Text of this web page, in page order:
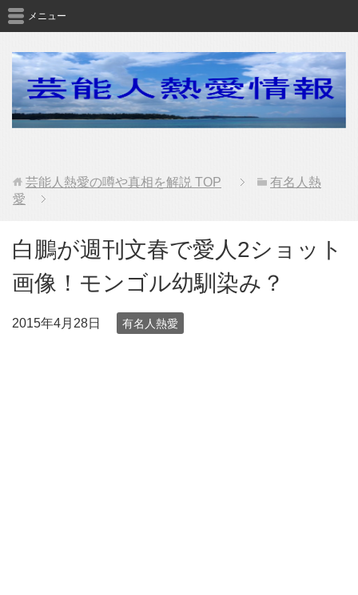
メニュー
芸能人熱愛の噂や真相を解説 TOP
有名人熱
愛
白鵬が週刊文春で愛人2ショット
画像！モンゴル幼馴染み？
2015年4月28日 有名人熱愛